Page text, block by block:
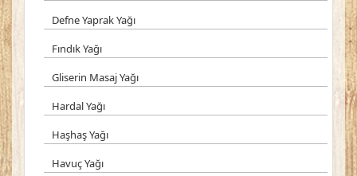
Defne Yaprak Yağı
Fındık Yağı
Gliserin Masaj Yağı
Hardal Yağı
Haşhaş Yağı
Havuç Yağı